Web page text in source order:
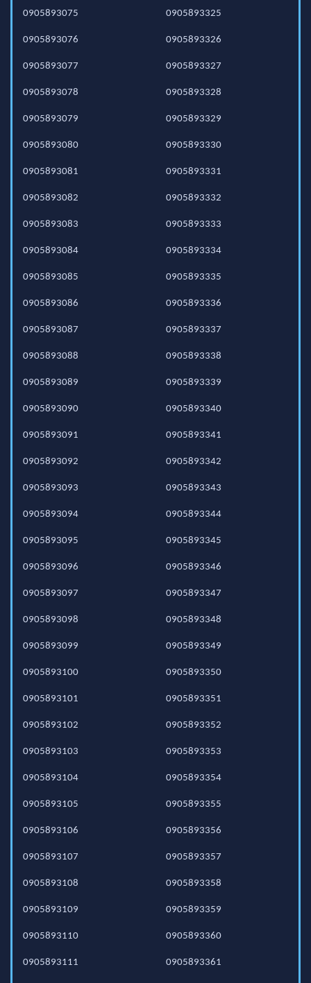
0905893075
0905893076
0905893077
0905893078
0905893079
0905893080
0905893081
0905893082
0905893083
0905893084
0905893085
0905893086
0905893087
0905893088
0905893089
0905893090
0905893091
0905893092
0905893093
0905893094
0905893095
0905893096
0905893097
0905893098
0905893099
0905893100
0905893101
0905893102
0905893103
0905893104
0905893105
0905893106
0905893107
0905893108
0905893109
0905893110
0905893111
0905893325
0905893326
0905893327
0905893328
0905893329
0905893330
0905893331
0905893332
0905893333
0905893334
0905893335
0905893336
0905893337
0905893338
0905893339
0905893340
0905893341
0905893342
0905893343
0905893344
0905893345
0905893346
0905893347
0905893348
0905893349
0905893350
0905893351
0905893352
0905893353
0905893354
0905893355
0905893356
0905893357
0905893358
0905893359
0905893360
0905893361